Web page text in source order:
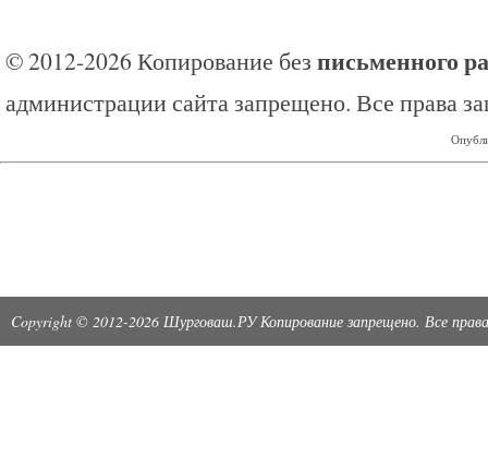
© 2012-2026 Копирование без письменного
администрации сайта запрещено. Все права
Copyright © 2012-2026 Шурговаш.РУ Копирование запрещено. Все